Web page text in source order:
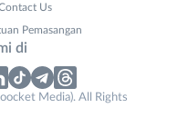
Us
Pemasangan
di
Media). All Rights